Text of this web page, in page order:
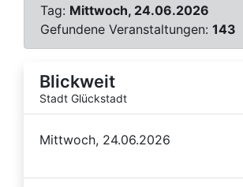
Tag: Mittwoch, 24.06.2026
Gefundene Veranstaltungen: 143
Blickweit
Stadt Glückstadt
Mittwoch, 24.06.2026